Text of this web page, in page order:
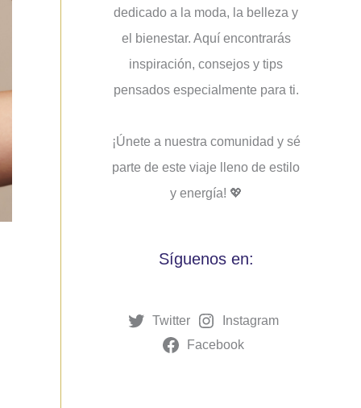
dedicado a la moda, la belleza y
el bienestar. Aquí encontrarás
inspiración, consejos y tips
pensados ​​especialmente para ti.
¡Únete a nuestra comunidad y sé
parte de este viaje lleno de estilo
y energía! 💖
Síguenos en:
Twitter
Instagram
Facebook